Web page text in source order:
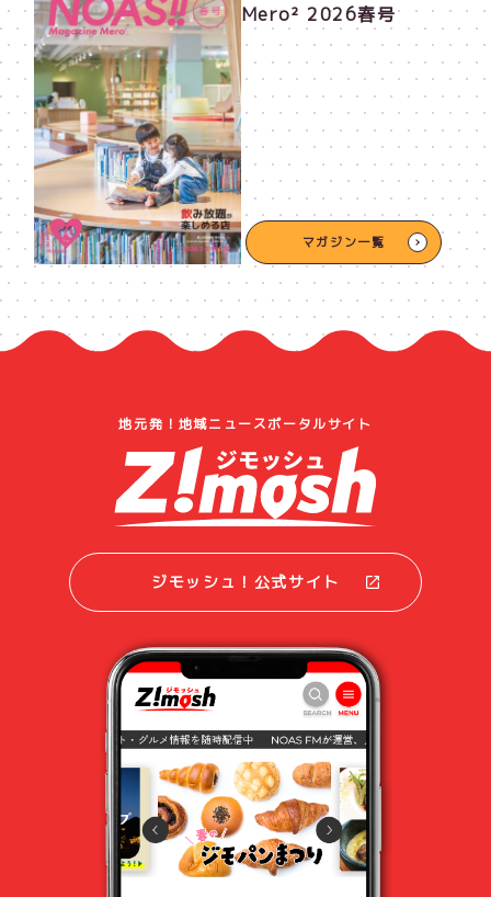
Mero² 2026春号
マガジン一覧
地元発！地域ニュースポータルサイト
ジモッシュ！公式サイト